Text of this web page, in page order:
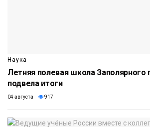
Наука
Летняя полевая школа Заполярного
подвела итоги
04 августа 917